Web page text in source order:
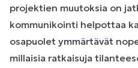
projektien muutoksia on
kommunikointi helpottaa
osapuolet ymmärtävät
millaisia ratkaisuja